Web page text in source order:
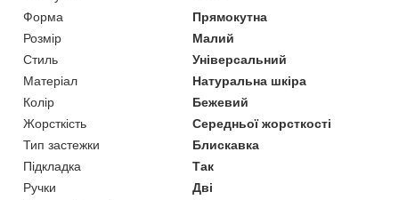
Форма
Прямокутна
Розмір
Малий
Стиль
Універсальний
Матеріал
Натуральна шкіра
Колір
Бежевий
Жорсткість
Середньої жорсткості
Тип застежки
Блискавка
Підкладка
Так
Ручки
Дві